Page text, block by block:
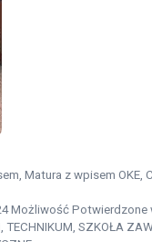
Matura z wpisem OKE,
Możliwość
TECHNIKUM, SZKOŁA